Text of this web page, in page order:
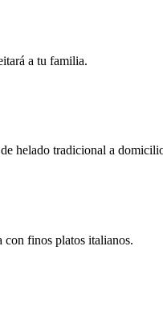
a tu familia.
helado tradicional a
con finos platos italianos.